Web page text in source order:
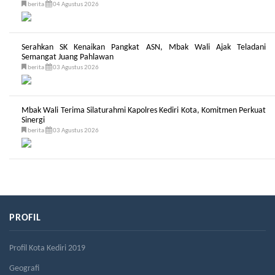
berita 04 Agustus 2026
Serahkan SK Kenaikan Pangkat ASN, Mbak Wali Ajak Teladani
Semangat Juang Pahlawan
berita 03 Agustus 2026
Mbak Wali Terima Silaturahmi Kapolres Kediri Kota, Komitmen Perkuat
Sinergi
berita 03 Agustus 2026
PROFIL
Profil Kota Kediri 2019
Geografi